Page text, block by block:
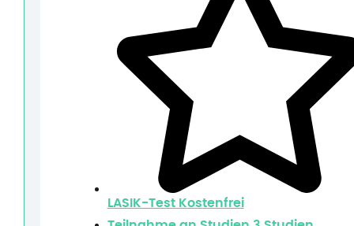
LASIK-Test Kostenfrei